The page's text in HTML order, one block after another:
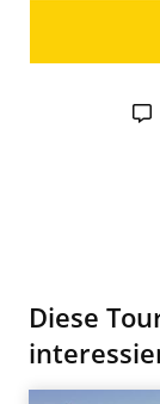
Diese